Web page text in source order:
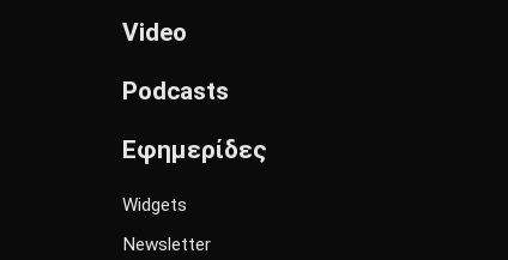
Video
Podcasts
Εφημερίδες
Widgets
Newsletter